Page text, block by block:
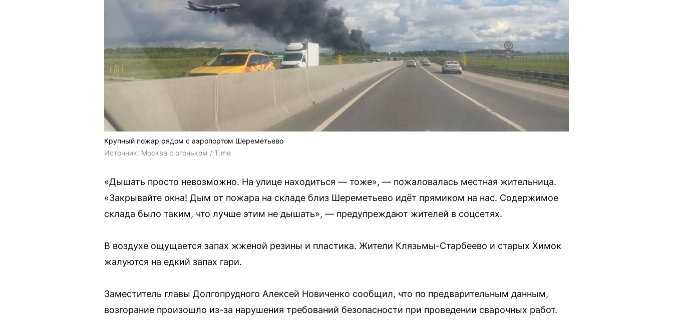
Крупный пожар рядом с аэропортом Шереметьево
Источник: Москва с огоньком / T.me
«Дышать просто невозможно. На улице находиться — тоже», — пожаловалась местная жительница.
«Закрывайте окна! Дым от пожара на складе близ Шереметьево идёт прямиком на нас. Содержимое
склада было таким, что лучше этим не дышать», — предупреждают жителей в соцсетях.
В воздухе ощущается запах жженой резины и пластика. Жители Клязьмы-Старбеево и старых Химок
жалуются на едкий запах гари.
Заместитель главы Долгопрудного Алексей Новиченко сообщил, что по предварительным данным,
возгорание произошло из-за нарушения требований безопасности при проведении сварочных работ.